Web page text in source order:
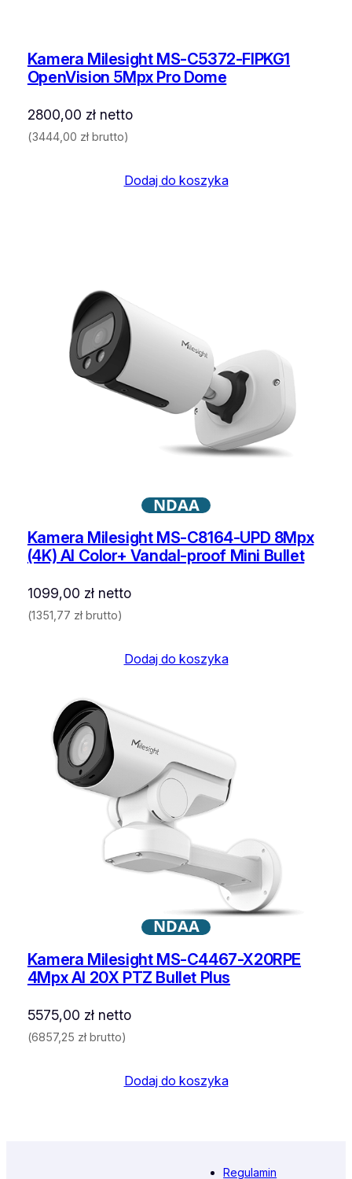
Kamera Milesight MS-C5372-FIPKG1
OpenVision 5Mpx Pro Dome
2800,00 złnetto
(3444,00 złbrutto)
Dodaj do koszyka
NDAA
Kamera Milesight MS-C8164-UPD 8Mpx
(4K) AI Color+ Vandal-proof Mini Bullet
1099,00 złnetto
(1351,77 złbrutto)
Dodaj do koszyka
NDAA
Kamera Milesight MS-C4467-X20RPE
4Mpx AI 20X PTZ Bullet Plus
5575,00 złnetto
(6857,25 złbrutto)
Dodaj do koszyka
Regulamin